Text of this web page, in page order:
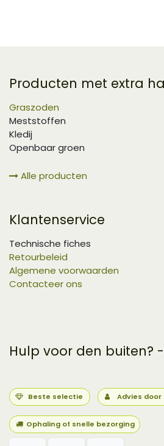
Producten met extra
Graszoden
Meststoffen
Kledij
Openbaar groen
Alle producten
Klantenservice
Technische fiches
Retourbeleid
Algemene voorwaarden
Contacteer ons
Hulp voor den buiten?
Beste selectie Advies
Ophaling of snelle bezorging